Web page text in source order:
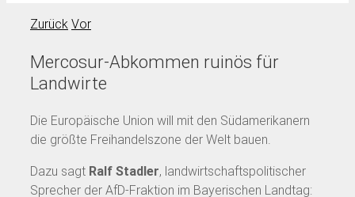
Zurück Vor
Mercosur-Abkommen ruinös für
Landwirte
Die Europäische Union will mit den Südamerikanern
die größte Freihandelszone der Welt bauen.
Dazu sagt Ralf Stadler, landwirtschaftspolitischer
Sprecher der AfD-Fraktion im Bayerischen Landtag: